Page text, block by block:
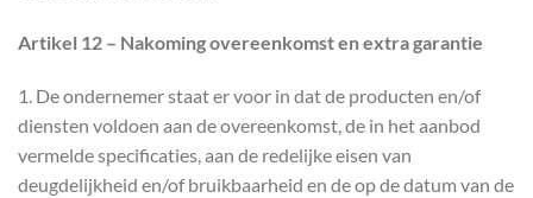
Artikel 12 – Nakoming overeenkomst en extra garantie
1. De ondernemer staat er voor in dat de producten en/of
diensten voldoen aan de overeenkomst, de in het aanbod
vermelde specificaties, aan de redelijke eisen van
deugdelijkheid en/of bruikbaarheid en de op de datum van de